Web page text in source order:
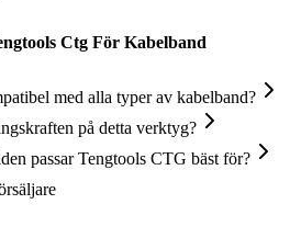
Ctg För Kabelband
med alla typer av kabelband?
på detta verktyg?
passar Tengtools CTG bäst för?